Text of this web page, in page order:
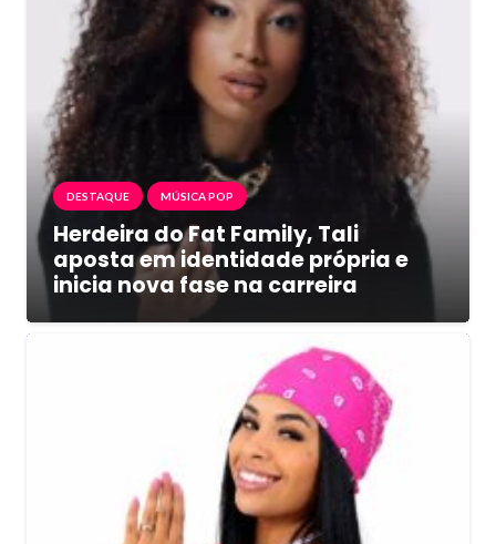
DESTAQUE MÚSICA POP
Herdeira do Fat Family, Tali
aposta em identidade própria e
inicia nova fase na carreira